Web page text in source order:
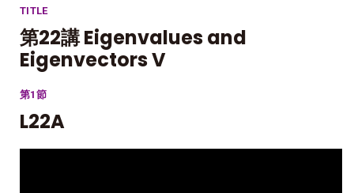
TITLE
第22講 Eigenvalues and
Eigenvectors V
第1節
L22A